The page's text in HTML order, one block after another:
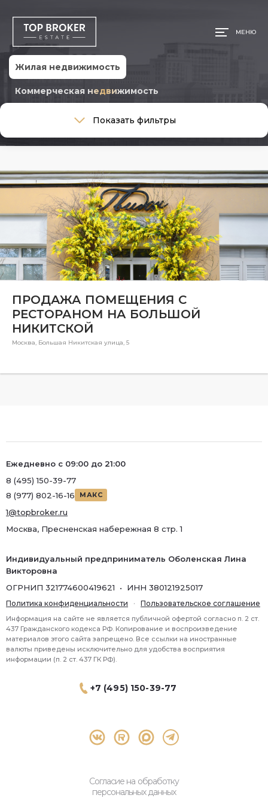
МЕНЮ
Жилая недвижимость
Коммерческая недвижимость
Тип сделки
Тип недвижимости
Общая площадь, м
Ремонт
Ремонт
Район
Район
Метро
Показать фильтры
ПРОДАЖА ПОМЕЩЕНИЯ С
РЕСТОРАНОМ НА БОЛЬШОЙ
НИКИТСКОЙ
Москва, Большая Никитская улица, 5
+7 (495) 150-39-77
Согласие на обработку
персональных данных
Ежедневно с 09:00 до 21:00
8 (495) 150-39-77
8 (977) 802-16-16
МАКС
1@topbroker.ru
Москва, Пресненская набережная 8 стр. 1
Индивидуальный предприниматель Оболенская Лина
Викторовна
ОГРНИП 321774600419621 • ИНН 380121925017
Политика конфиденциальности · Пользовательское соглашение
Информация на сайте не является публичной офертой согласно п. 2 ст.
437 Гражданского кодекса РФ. Копирование и воспроизведение
материалов этого сайта запрещено. Все ссылки на иностранные
валюты приведены исключительно для удобства восприятия
информации (п. 2 ст. 437 ГК РФ).